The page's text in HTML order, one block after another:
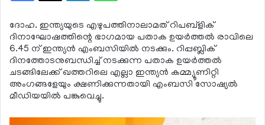
ദോഹ. ഇന്ത്യയുടെ എഴുപത്തിനാലാമത് റിപബ്‌ളിക്
ദിനാഘോഷത്തിന്റെ ഭാഗമായ പതാക ഉയര്‍ത്തല്‍ രാവിലെ
6.45 ന് ഇന്ത്യന്‍ എംബസിയില്‍ നടക്കും. റിപ്പബ്ലിക്
ദിനത്തോടനുബന്ധിച്ച് നടക്കുന്ന പതാക ഉയര്‍ത്തല്‍
ചടങ്ങിലേക്ക് ഖത്തറിലെ എല്ലാ ഇന്ത്യന്‍ കമ്മ്യൂണിറ്റി
അംഗങ്ങളേയും ക്ഷണിക്കുന്നതായി എംബസി സോഷ്യല്‍
മീഡിയയില്‍ പങ്കുവെച്ചു.